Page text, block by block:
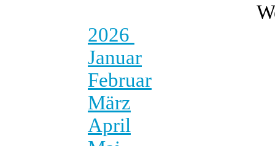
2026
Januar
Februar
März
April